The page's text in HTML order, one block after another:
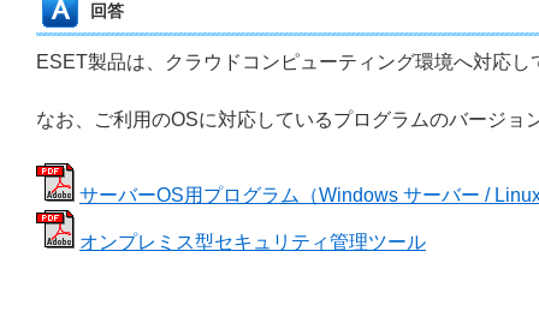
回答
ESET製品は、クラウドコンピューティング環境へ対応し
なお、ご利用のOSに対応しているプログラムのバージ
サーバーOS用プログラム（Windows サーバー /
オンプレミス型セキュリティ管理ツール